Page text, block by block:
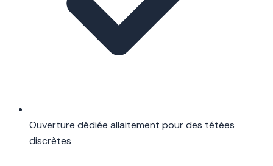
Ouverture dédiée allaitement pour des tétées
discrètes